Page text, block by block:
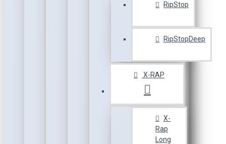
RipStop
RipStopDeep
X-RAP
X-
Rap
Long